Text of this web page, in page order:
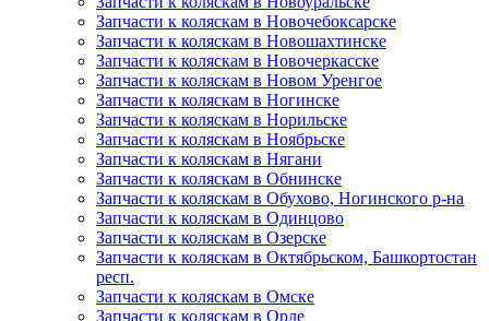
Запчасти к коляскам в Новочебоксарске
Запчасти к коляскам в Новошахтинске
Запчасти к коляскам в Новочеркасске
Запчасти к коляскам в Новом Уренгое
Запчасти к коляскам в Ногинске
Запчасти к коляскам в Норильске
Запчасти к коляскам в Ноябрьске
Запчасти к коляскам в Нягани
Запчасти к коляскам в Обнинске
Запчасти к коляскам в Обухово, Ногинского р-на
Запчасти к коляскам в Одинцово
Запчасти к коляскам в Озерске
Запчасти к коляскам в Октябрьском, Башкортостан
респ.
Запчасти к коляскам в Омске
Запчасти к коляскам в Орле